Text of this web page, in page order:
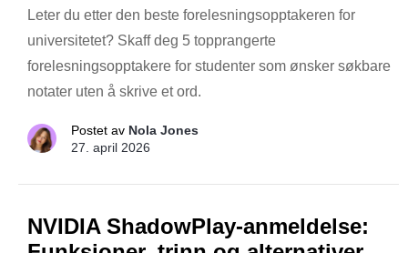
Leter du etter den beste forelesningsopptakeren for
universitetet? Skaff deg 5 topprangerte
forelesningsopptakere for studenter som ønsker søkbare
notater uten å skrive et ord.
Postet av Nola Jones
27. april 2026
NVIDIA ShadowPlay-anmeldelse: